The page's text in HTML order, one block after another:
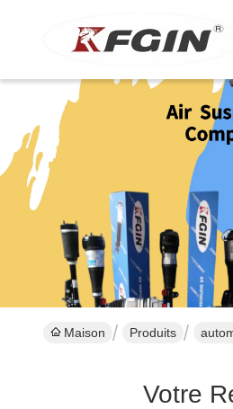
Maison Produits
Votre